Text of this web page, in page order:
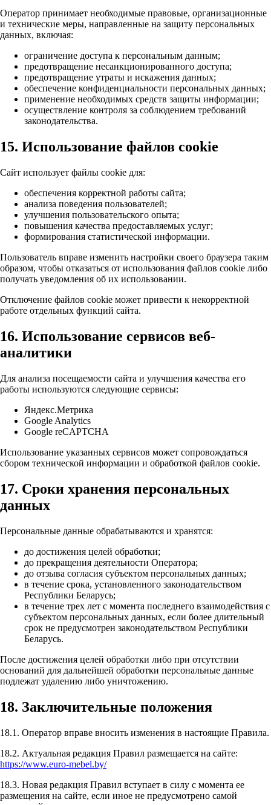
Оператор принимает необходимые правовые, организационные
и технические меры, направленные на защиту персональных
данных, включая:
ограничение доступа к персональным данным;
предотвращение несанкционированного доступа;
предотвращение утраты и искажения данных;
обеспечение конфиденциальности персональных данных;
применение необходимых средств защиты информации;
осуществление контроля за соблюдением требований
законодательства.
15. Использование файлов cookie
Сайт использует файлы cookie для:
обеспечения корректной работы сайта;
анализа поведения пользователей;
улучшения пользовательского опыта;
повышения качества предоставляемых услуг;
формирования статистической информации.
Пользователь вправе изменить настройки своего браузера таким
образом, чтобы отказаться от использования файлов cookie либо
получать уведомления об их использовании.
Отключение файлов cookie может привести к некорректной
работе отдельных функций сайта.
16. Использование сервисов веб-
аналитики
Для анализа посещаемости сайта и улучшения качества его
работы используются следующие сервисы:
Яндекс.Метрика
Google Analytics
Google reCAPTCHA
Использование указанных сервисов может сопровождаться
сбором технической информации и обработкой файлов cookie.
17. Сроки хранения персональных
данных
Персональные данные обрабатываются и хранятся:
до достижения целей обработки;
до прекращения деятельности Оператора;
до отзыва согласия субъектом персональных данных;
в течение срока, установленного законодательством
Республики Беларусь;
в течение трех лет с момента последнего взаимодействия с
субъектом персональных данных, если более длительный
срок не предусмотрен законодательством Республики
Беларусь.
После достижения целей обработки либо при отсутствии
оснований для дальнейшей обработки персональные данные
подлежат удалению либо уничтожению.
18. Заключительные положения
18.1. Оператор вправе вносить изменения в настоящие Правила.
18.2. Актуальная редакция Правил размещается на сайте:
https://www.euro-mebel.by/
18.3. Новая редакция Правил вступает в силу с момента ее
размещения на сайте, если иное не предусмотрено самой